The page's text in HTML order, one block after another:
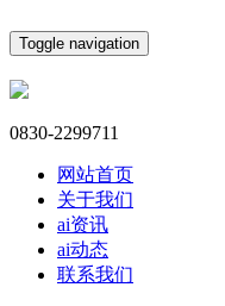
Toggle navigation
0830-2299711
网站首页
关于我们
ai资讯
ai动态
联系我们